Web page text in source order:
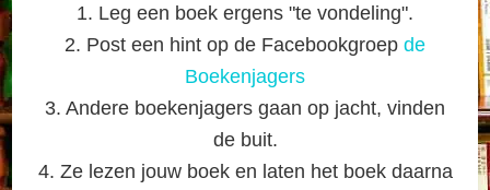
1. Leg een boek ergens "te vondeling".
2. Post een hint op de Facebookgroep de
Boekenjagers
3. Andere boekenjagers gaan op jacht, vinden
de buit.
4. Ze lezen jouw boek en laten het boek daarna